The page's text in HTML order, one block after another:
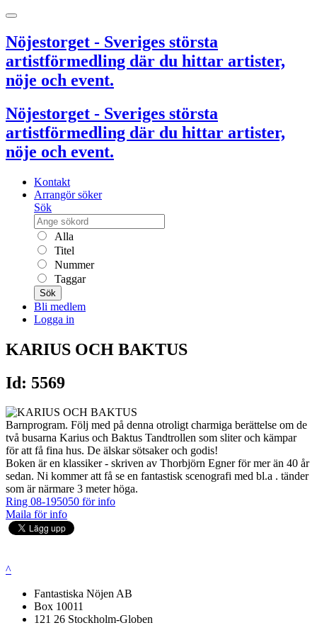
Nöjestorget - Sveriges största
artistförmedling där du hittar artister,
nöje och event.
Nöjestorget - Sveriges största
artistförmedling där du hittar artister,
nöje och event.
Kontakt
Arrangör söker
Sök
Alla
Titel
Nummer
Taggar
Sök
Bli medlem
Logga in
KARIUS OCH BAKTUS
Id: 5569
Barnprogram. Följ med på denna otroligt charmiga berättelse om de
två busarna Karius och Baktus Tandtrollen som sliter och kämpar
för att få fina hus. De älskar sötsaker och godis!
Boken är en klassiker - skriven av Thorbjörn Egner för mer än 40 år
sedan. Ni kommer att få se en fantastisk scenografi med bl.a . tänder
som är närmare 3 meter höga.
Ring 08-195050 för info
Maila för info
^
Fantastiska Nöjen AB
Box 10011
121 26 Stockholm-Globen